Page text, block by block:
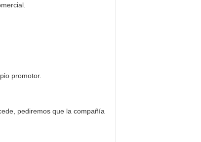
promotor.
pediremos que la compañía